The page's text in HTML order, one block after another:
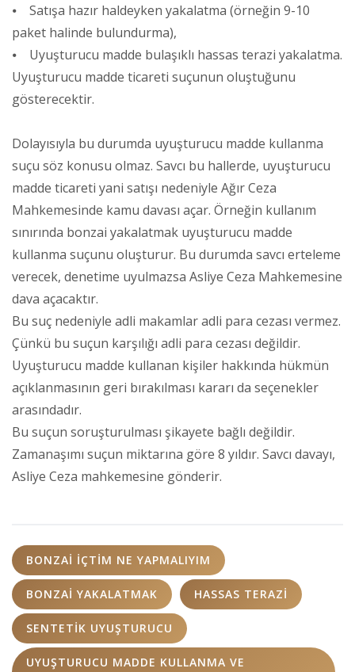
⦁ Satışa hazır haldeyken yakalatma (örneğin 9-10
paket halinde bulundurma),
⦁ Uyuşturucu madde bulaşıklı hassas terazi yakalatma.
Uyuşturucu madde ticareti suçunun oluştuğunu
gösterecektir.
Dolayısıyla bu durumda uyuşturucu madde kullanma
suçu söz konusu olmaz. Savcı bu hallerde, uyuşturucu
madde ticareti yani satışı nedeniyle Ağır Ceza
Mahkemesinde kamu davası açar. Örneğin kullanım
sınırında bonzai yakalatmak uyuşturucu madde
kullanma suçunu oluşturur. Bu durumda savcı erteleme
verecek, denetime uyulmazsa Asliye Ceza Mahkemesine
dava açacaktır.
Bu suç nedeniyle adli makamlar adli para cezası vermez.
Çünkü bu suçun karşılığı adli para cezası değildir.
Uyuşturucu madde kullanan kişiler hakkında hükmün
açıklanmasının geri bırakılması kararı da seçenekler
arasındadır.
Bu suçun soruşturulması şikayete bağlı değildir.
Zamanaşımı suçun miktarına göre 8 yıldır. Savcı davayı,
Asliye Ceza mahkemesine gönderir.
BONZAI IÇTIM NE YAPMALIYIM
BONZAI YAKALATMAK HASSAS TERAZI
SENTETIK UYUŞTURUCU
UYUŞTURUCU MADDE KULLANMA VE